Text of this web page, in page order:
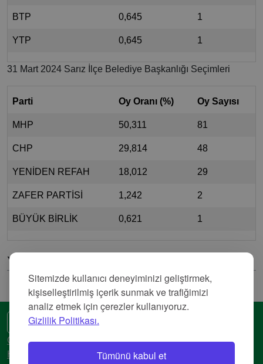
Sitemizde kullanıcı deneyiminizi geliştirmek,
kişiselleştirilmiş içerik sunmak ve trafiğimizi
analiz etmek için çerezler kullanıyoruz.
Gizlilik Politikası.
Tümünü kabul et
BTP 0,645 1
YTP 0,645 1
31 Mart 2024 Sarız İlçe Belediye Başkanlığı Seçimleri
Parti Oy Oranı (%) Oy Sayısı
MHP 50,311 81
CHP 29,814 48
YENİDEN REFAH 18,012 29
ZAFER PARTİSİ 1,242 2
BÜYÜK BİRLİK 0,621 1
Yorumlar
🌍 Başka bir dil
Gizlilik Politikası
Hizmet Şartları